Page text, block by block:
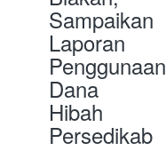
Sampaikan
Laporan
Penggunaan
Dana
Hibah
Persedikab